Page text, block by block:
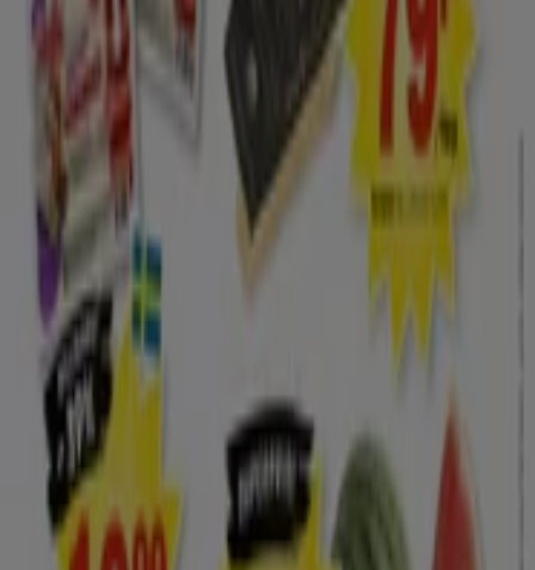
Tiendeo är en del av Shopfully, teknikföretaget som
återuppfinner lokal shopping över hela världen.
Tiendeo
Vad vi gör
Affärslösningar
Nyheter och media
Jobba med oss
Kontakta oss